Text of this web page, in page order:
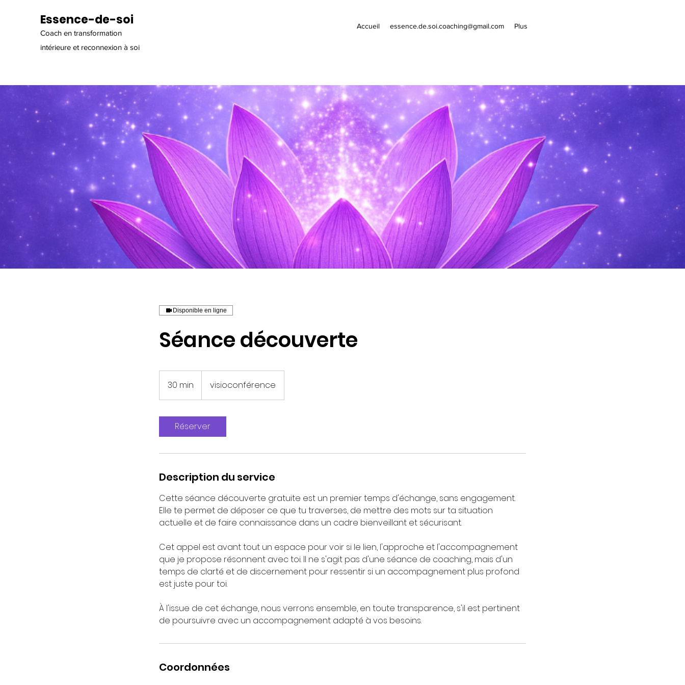
Essence-de-soi
Coach en transformation
intérieure et reconnexion à soi
Accueil essence.de.soi.coaching@gmail.com Plus
Disponible en ligne
Séance découverte
30 min
0
i
n
visioconférence
Réserver
Description du service
Cette séance découverte gratuite est un premier temps d'échange, sans engagement.
Elle te permet de déposer ce que tu traverses, de mettre des mots sur ta situation
actuelle et de faire connaissance dans un cadre bienveillant et sécurisant.
Cet appel est avant tout un espace pour voir si le lien, l'approche et l'accompagnement
que je propose résonnent avec toi. Il ne s'agit pas d'une séance de coaching, mais d'un
temps de clarté et de discernement pour ressentir si un accompagnement plus profond
est juste pour toi.
À l'issue de cet échange, nous verrons ensemble, en toute transparence, s'il est pertinent
de poursuivre avec un accompagnement adapté à vos besoins.
Coordonnées